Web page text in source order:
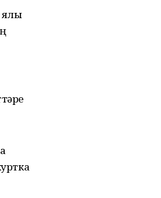
ялы